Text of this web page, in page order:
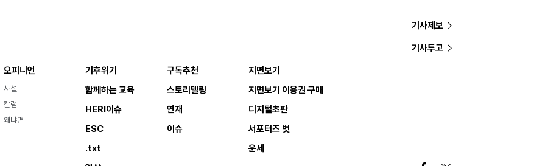
오피니언
사설
칼럼
왜냐면
기후위기
함께하는 교육
HERI이슈
ESC
.txt
구독추천
스토리텔링
연재
이슈
지면보기
지면보기 이용권 구매
디지털초판
서포터즈 벗
운세
기사제보
기사투고